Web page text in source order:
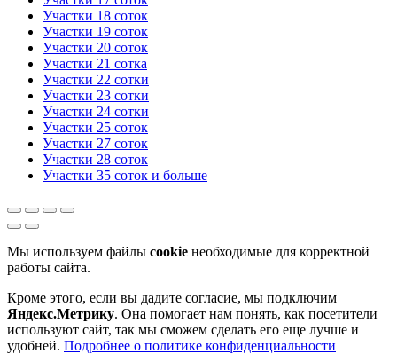
Участки 18 соток
Участки 19 соток
Участки 20 соток
Участки 21 сотка
Участки 22 сотки
Участки 23 сотки
Участки 24 сотки
Участки 25 соток
Участки 27 соток
Участки 28 соток
Участки 35 соток и больше
Мы используем файлы cookie необходимые для корректной
работы сайта.
Кроме этого, если вы дадите согласие, мы подключим
Яндекс.Метрику. Она помогает нам понять, как посетители
используют сайт, так мы сможем сделать его еще лучше и
удобней. Подробнее о политике конфиденциальности